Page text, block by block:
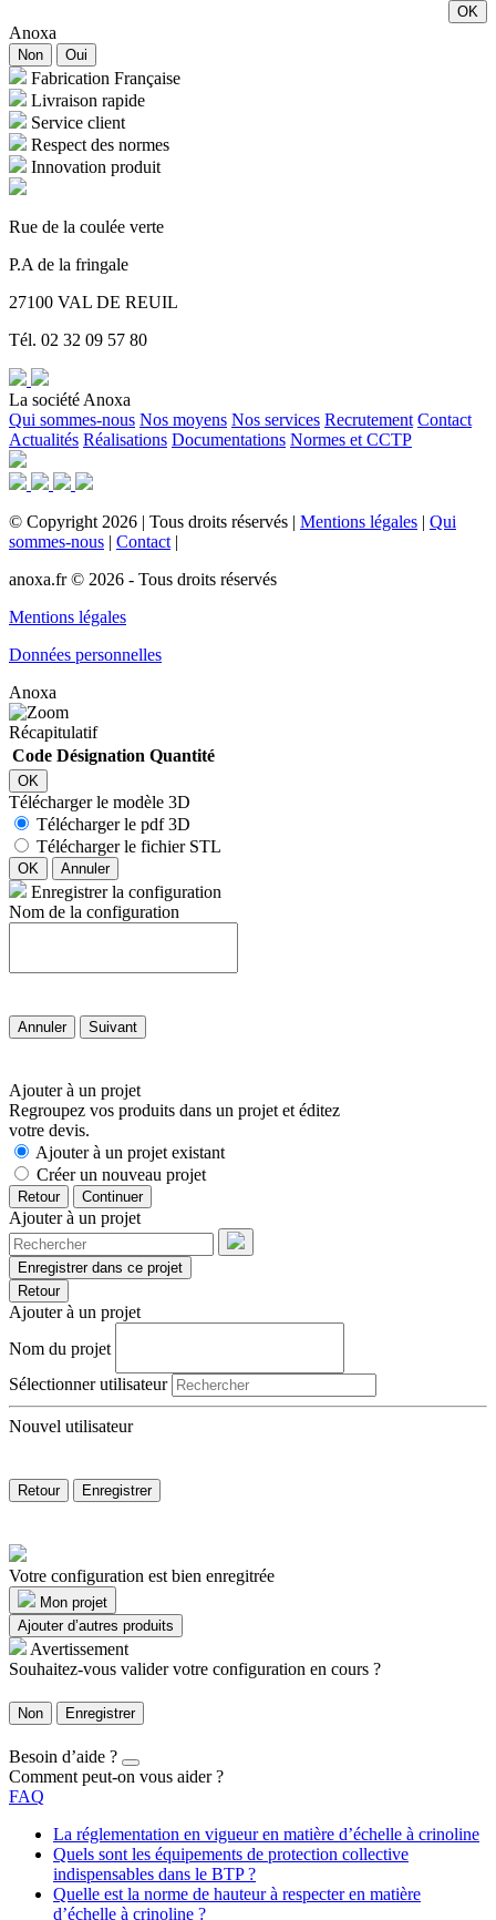
OK
Anoxa
Non Oui
Fabrication Française
Livraison rapide
Service client
Respect des normes
Innovation produit
Rue de la coulée verte
P.A de la fringale
27100 VAL DE REUIL
Tél. 02 32 09 57 80
La société Anoxa
Qui sommes-nous Nos moyens Nos services Recrutement Contact
Actualités Réalisations Documentations Normes et CCTP
© Copyright 2026 | Tous droits réservés | Mentions légales | Qui
sommes-nous | Contact |
anoxa.fr © 2026 - Tous droits réservés
Mentions légales
Données personnelles
Anoxa
Récapitulatif
Code Désignation Quantité
OK
Télécharger le modèle 3D
Télécharger le pdf 3D
Télécharger le fichier STL
OK Annuler
Enregistrer la configuration
Nom de la configuration
Annuler Suivant
Ajouter à un projet
Regroupez vos produits dans un projet et éditez
votre devis.
Ajouter à un projet existant
Créer un nouveau projet
Retour Continuer
Ajouter à un projet
Enregistrer dans ce projet
Retour
Ajouter à un projet
Nom du projet
Sélectionner utilisateur
Nouvel utilisateur
Retour Enregistrer
Votre configuration est bien enregitrée
Mon projet
Ajouter d’autres produits
Avertissement
Souhaitez-vous valider votre configuration en cours ?
Non Enregistrer
Besoin d’aide ?
Comment peut-on vous aider ?
FAQ
La réglementation en vigueur en matière d’échelle à crinoline
Quels sont les équipements de protection collective
indispensables dans le BTP ?
Quelle est la norme de hauteur à respecter en matière
d’échelle à crinoline ?